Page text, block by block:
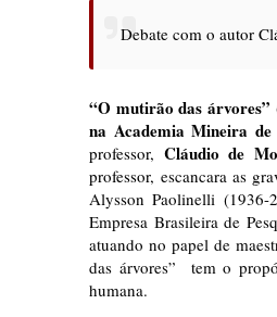
Debate com o autor
“O mutirão das
na Academia Mineira
professor, Cláudio de
professor,escancara as
Alysson Paolinelli (1936-
Empresa Brasileira de
atuando no papel de
das árvores” tem o
humana.